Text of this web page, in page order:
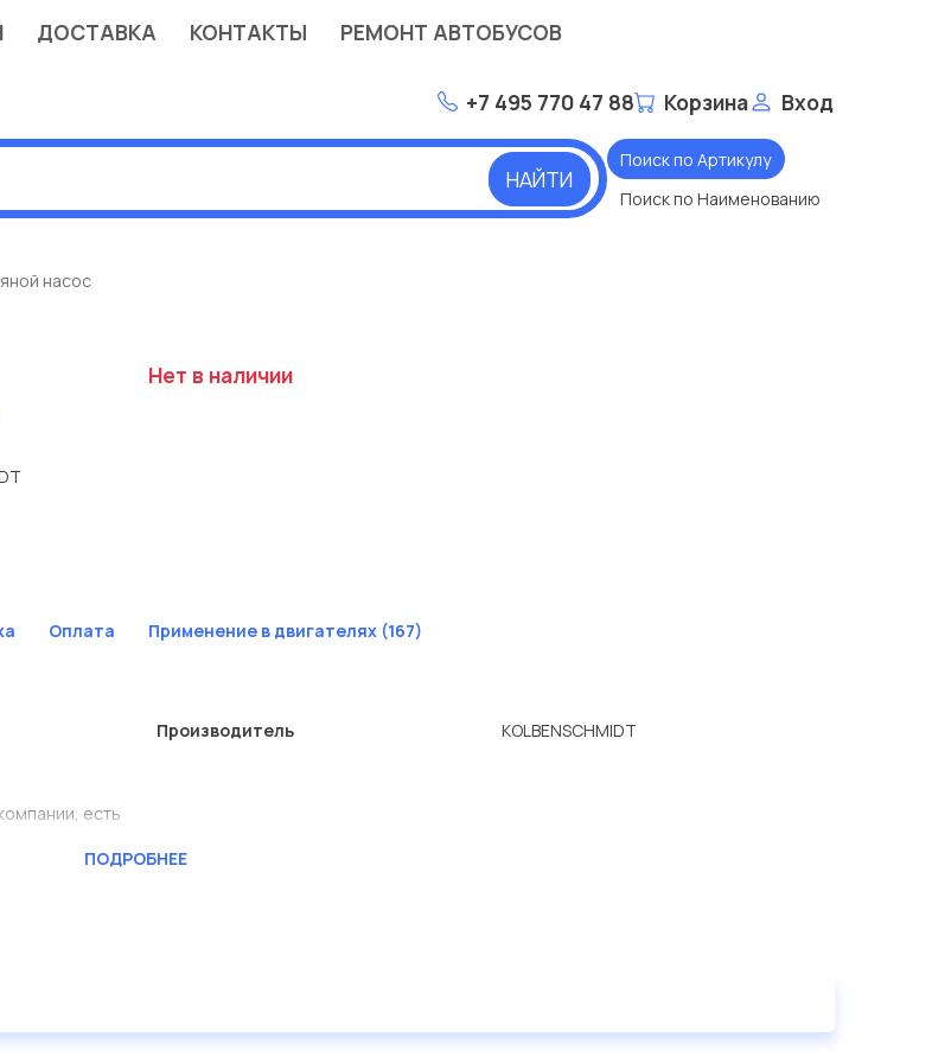
ДОСТАВКА КОНТАКТЫ РЕМОНТ АВТОБУСОВ
+7 495 770 47 88 Корзина Вход
НАЙТИ
Поиск по Артикулу
Поиск по Наименованию
насос
Нет в наличии
Оплата Применение в двигателях (167)
есть
от
Производитель KOLBENSCHMIDT
ПОДРОБНЕЕ